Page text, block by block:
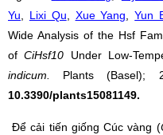
Yu
Lixi Qu Xue Yang ,Yun
Wide Analysis of the Hsf
ofCiHsf10 Under Low-
indicum
Plants (Basel);
10.3390/plants15081149.
Để cải tiến giống Cúc vàng (